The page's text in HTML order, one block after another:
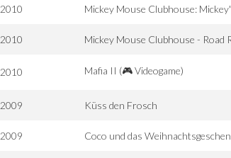
2010 Mickey Mouse Clubhouse:
2010 Mickey Mouse Clubhouse - Road
2010 Mafia II (🎮 Videogame)
2009 Küss den Frosch
2009 Coco und das